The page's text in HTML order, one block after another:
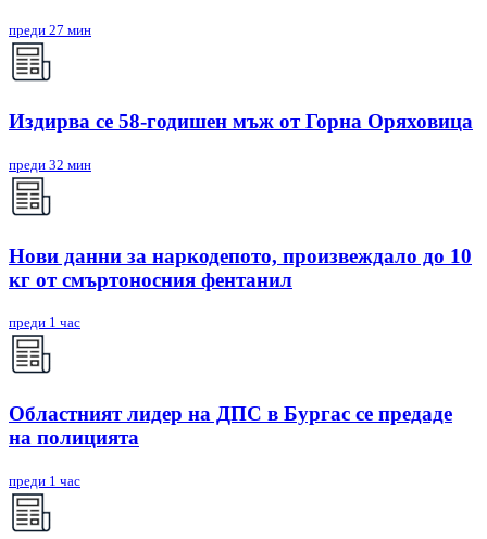
преди 27 мин
Издирва се 58-годишен мъж от Горна Оряховица
преди 32 мин
Нови данни за наркодепото, произвеждало до 10
кг от смъртоносния фентанил
преди 1 час
Областният лидер на ДПС в Бургас се предаде
на полицията
преди 1 час